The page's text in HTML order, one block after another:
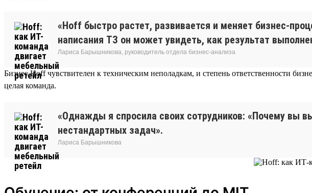
«Hoff быстро растет, развивается и меняет бизнес-
написания ТЗ он может увидеть, как результат
Лариса Барышникова, руководитель отдела бизнес-анализа
Бизнес Hoff чувствителен к техническим неполадкам, и степень ответственности
целая команда.
«Однажды я спросила своих сотрудников: «Почему вы
нестандартных задач».
Лариса Барышникова